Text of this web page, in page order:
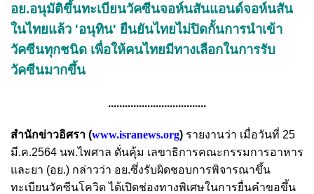
อย.อนุมัติขึ้นทะเบียนวัคซีนจอห์นสันแอนด์จอห์นสัน
ในไทยแล้ว 'อนุทิน' ยืนยันไทยไม่ปิดกั้นการนำเข้า
วัคซีนทุกชนิด เพื่อให้คนไทยมีทางเลือกในการรับ
วัคซีนมากขึ้น
...................................
สำนักข่าวอิศรา (www.isranews.org) รายงานว่า เมื่อวันที่ 25
มี.ค.2564 นพ.ไพศาล ดั่นคุ้ม เลขาธิการคณะกรรมการอาหาร
และยา (อย.) กล่าวว่า อย.ซึ่งรับผิดชอบการพิจารณาขึ้น
ทะเบียนวัคซีนโควิด ได้เปิดช่องทางพิเศษในการยื่นคำขอขึ้น